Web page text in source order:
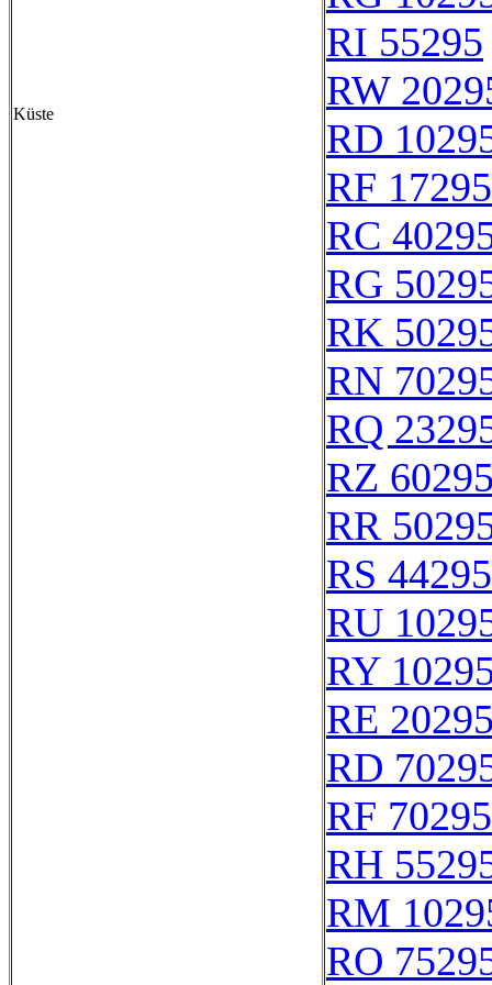
Küste
RI 55295
RW
RD
RF 17295
RC
RG
RK
RN
RQ
RZ
RR
RS 44295
RU
RY
RE
RD
RF 70295
RH
RM
RO